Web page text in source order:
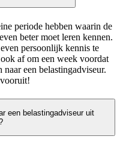
periode hebben waarin de
beter moet leren kennen.
persoonlijk kennis te
af om een week voordat
een belastingadviseur.
een belastingadviseur uit